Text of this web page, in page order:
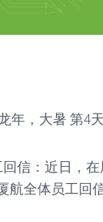
年，大暑 第4天
信：近日，
航全体员工回